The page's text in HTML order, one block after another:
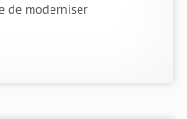
de moderniser